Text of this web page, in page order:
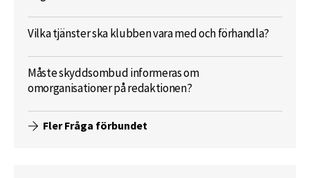
Vilka tjänster ska klubben vara med och förhandla?
Måste skyddsombud informeras om
omorganisationer på redaktionen?
Fler Fråga förbundet